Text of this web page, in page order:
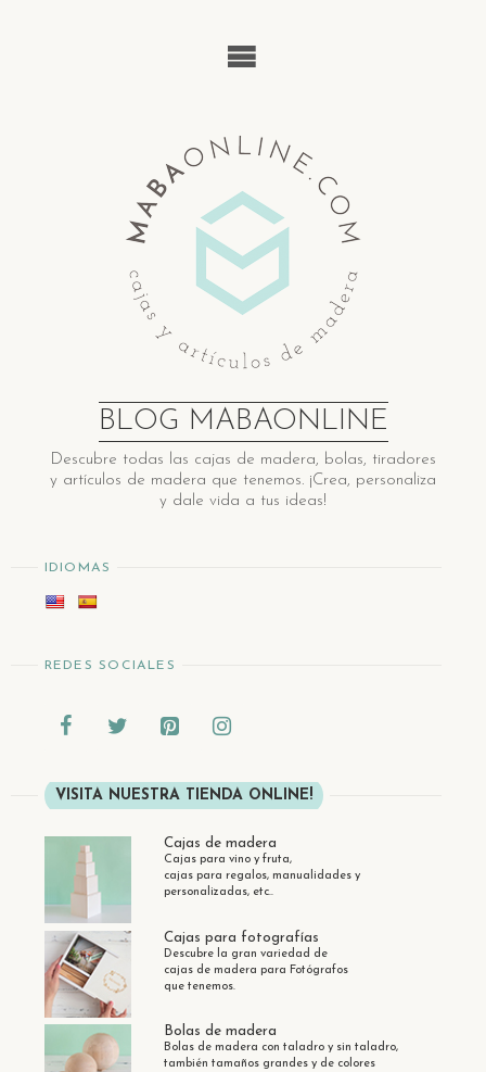
BLOG MABAONLINE
Descubre ​t​odas las cajas de madera​, bolas, tiradores
y artículos de madera ​q​ue tenemos. ¡Crea, personaliza
y dale vida a tus ideas!
IDIOMAS
REDES SOCIALES
VISITA NUESTRA TIENDA ONLINE!
Cajas de madera
Cajas para vino y fruta,
cajas para regalos, manualidades y
personalizadas, etc..
Cajas para fotografías
Descubre la gran variedad de
cajas de madera para Fotógrafos
que tenemos.
Bolas de madera
Bolas de madera con taladro y sin taladro,
también tamaños grandes y de colores